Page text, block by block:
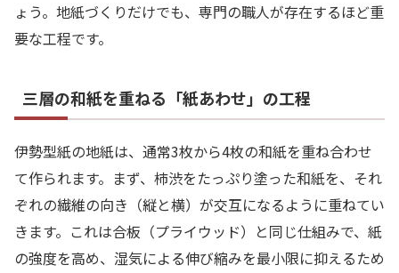
ょう。地紙づくりだけでも、専門の職人が存在するほど重
要な工程です。
三層の和紙を重ねる「紙あわせ」の工程
伊勢型紙の地紙は、通常3枚から4枚の和紙を重ね合わせ
て作られます。まず、柿渋をたっぷり塗った和紙を、それ
ぞれの繊維の向き（縦と横）が交互になるように重ねてい
きます。これは合板（プライウッド）と同じ仕組みで、紙
の強度を高め、湿気による伸び縮みを最小限に抑えるため